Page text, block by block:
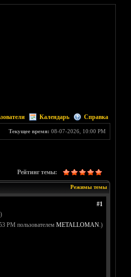
Календарь Справка
Текущее время: 08-07-2026, 10:00 PM
Рейтинг темы:
Режимы темы
#1
PM пользователем METALLOMAN.)